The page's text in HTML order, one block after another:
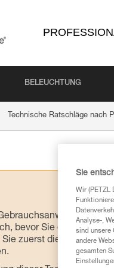
BELEUCHTUNG
Technische Ratschläge nach
bevor Sie diesen zu
Sie zuerst die in der
Sie
Wir (PETZL
Analyse-,
sind unsere
andere
gesamten